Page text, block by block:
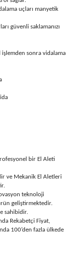
uçları manyetik
güvenli saklamanızı
işlemden sonra vidalama
bir El Aleti
ve Mekanik El Aletleri
teknoloji
geliştirmektedir.
sahibidir.
Rekabetçi Fiyat,
100’den fazla ülkede